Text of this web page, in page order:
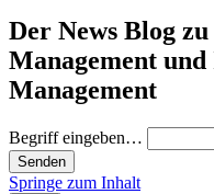
Der News Blog
Management
Management
Begriff eingeben…
Springe zum Inhalt